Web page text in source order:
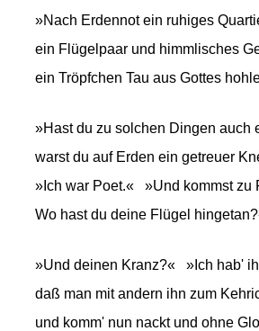
»Nach Erdennot ein ruhiges
ein Flügelpaar und himmlisches
ein Tröpfchen Tau aus Gottes
»Hast du zu solchen Dingen auch
warst du auf Erden ein getreuer
»Ich war Poet.« »Und kommst zu
Wo hast du deine Flügel
»Und deinen Kranz?« »Ich hab'
daß man mit andern ihn zum
und komm' nun nackt und ohne